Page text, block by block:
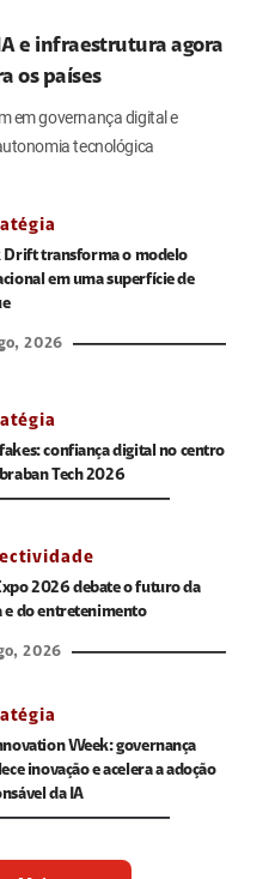
e infraestrutura agora
os países
em governança digital e
tecnológica
Drift transforma o modelo
em uma superfície de
2026
confiança digital no centro
Tech 2026
2026 debate o futuro da
e do entretenimento
2026
Week: governança
inovação e acelera a adoção
da IA